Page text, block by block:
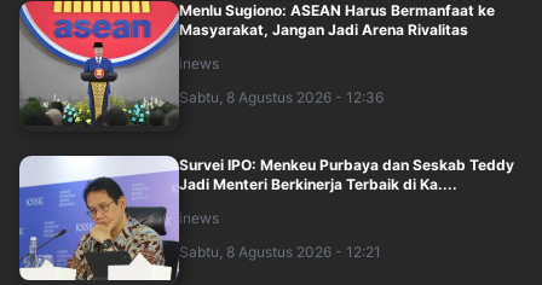
Menlu Sugiono: ASEAN Harus Bermanfaat ke
Masyarakat, Jangan Jadi Arena Rivalitas
inews
Sabtu, 8 Agustus 2026 - 12:36
Survei IPO: Menkeu Purbaya dan Seskab Teddy
Jadi Menteri Berkinerja Terbaik di Ka....
inews
Sabtu, 8 Agustus 2026 - 12:21